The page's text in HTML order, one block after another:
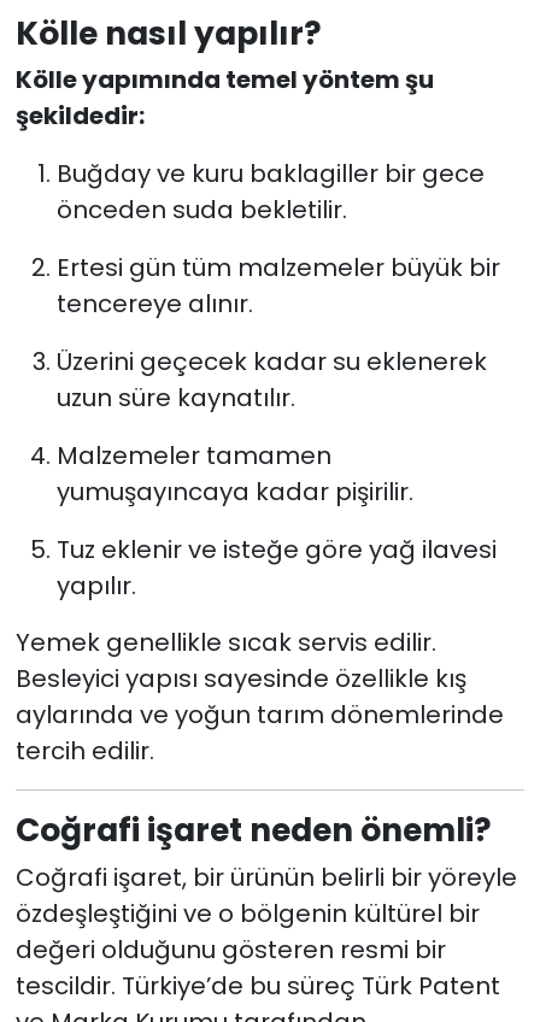
Kölle nasıl yapılır?
Kölle yapımında temel yöntem şu
şekildedir:
Buğday ve kuru baklagiller bir gece
önceden suda bekletilir.
Ertesi gün tüm malzemeler büyük bir
tencereye alınır.
Üzerini geçecek kadar su eklenerek
uzun süre kaynatılır.
Malzemeler tamamen
yumuşayıncaya kadar pişirilir.
Tuz eklenir ve isteğe göre yağ ilavesi
yapılır.
Yemek genellikle sıcak servis edilir.
Besleyici yapısı sayesinde özellikle kış
aylarında ve yoğun tarım dönemlerinde
tercih edilir.
Coğrafi işaret neden önemli?
Coğrafi işaret, bir ürünün belirli bir yöreyle
özdeşleştiğini ve o bölgenin kültürel bir
değeri olduğunu gösteren resmi bir
tescildir. Türkiye’de bu süreç Türk Patent